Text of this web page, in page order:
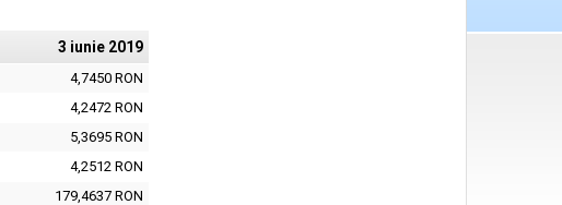
3 iunie 2019
4,7450 RON
4,2472 RON
5,3695 RON
4,2512 RON
179,4637 RON